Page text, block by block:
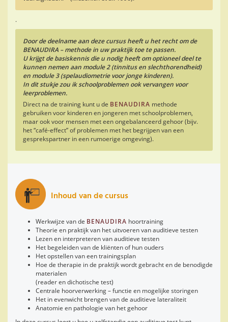
.
Door de deelname aan deze cursus heeft u het recht om de
BENAUDIRA – methode in uw praktijk toe te passen.
U krijgt de basiskennis die u nodig heeft om optioneel deel te
kunnen nemen aan module 2 (tinnitus en slechthorendheid)
en module 3 (spelaudiometrie voor jonge kinderen).
In dit stukje zou ik schoolproblemen ook vervangen voor
leerproblemen.
Direct na de training kunt u de BENAUDIRA methode
gebruiken voor kinderen en jongeren met schoolproblemen,
maar ook voor mensen met een ongebalanceerd gehoor (bijv.
het “café-effect” of problemen met het begrijpen van een
gesprekspartner in een rumoerige omgeving).
Inhoud van de cursus
Werkwijze van de BENAUDIRA hoortraining
Theorie en praktijk van het uitvoeren van auditieve testen
Lezen en interpreteren van auditieve testen
Het begeleiden van de kliënten of hun ouders
Het opstellen van een trainingsplan
Hoe de therapie in de praktijk wordt gebracht en de benodigde
materialen
(reader en dichotische test)
Centrale hoorverwerking – functie en mogelijke storingen
Het in evenwicht brengen van de auditieve lateraliteit
Anatomie en pathologie van het gehoor